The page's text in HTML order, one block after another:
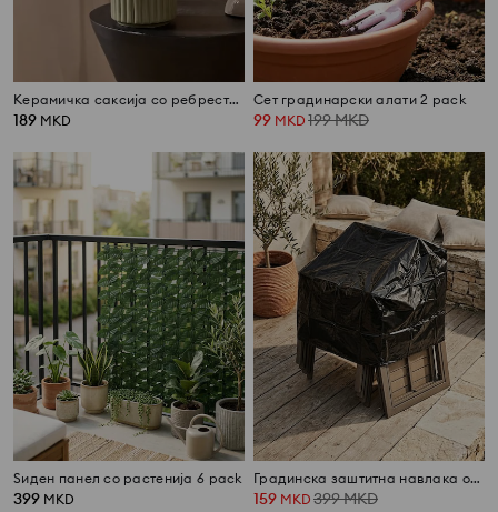
Керамичка саксија со ребреста структура
189 MKD
Сет градинарски алати 2 pack
99 MKD 199MKD
Ѕиден панел со растенија 6 pack
399 MKD
Градинска заштитна навлака од дожд
159 MKD 399MKD